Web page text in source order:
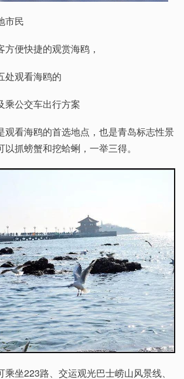
市民
方便快捷的观赏海鸥，
处观看海鸥的
乘公交车出行方案
观看海鸥的首选地点，也是青岛标志性景
抓螃蟹和挖蛤蜊，一举三得。
乘坐223路、交运观光巴士崂山风景线、